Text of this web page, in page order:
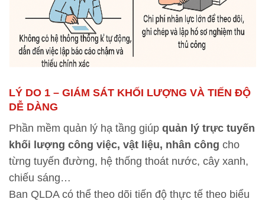
LÝ DO 1 – GIÁM SÁT KHỐI LƯỢNG VÀ TIẾN ĐỘ
DỄ DÀNG
Phần mềm quản lý hạ tầng giúp quản lý trực tuyến
khối lượng công việc, vật liệu, nhân công cho
từng tuyến đường, hệ thống thoát nước, cây xanh,
chiếu sáng…
Ban QLDA có thể theo dõi tiến độ thực tế theo biểu